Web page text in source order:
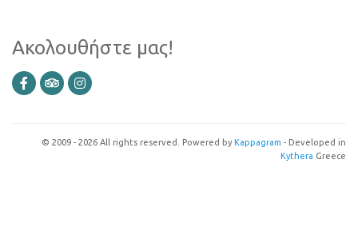
Ακολουθήστε μας!
© 2009 - 2026 All rights reserved. Powered by Kappagram - Developed in
Kythera Greece